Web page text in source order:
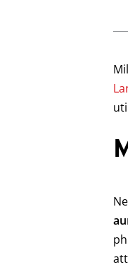
News Article